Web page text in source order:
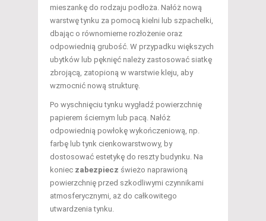
mieszankę do rodzaju podłoża. Nałóż nową
warstwę tynku za pomocą kielni lub szpachelki,
dbając o równomierne rozłożenie oraz
odpowiednią grubość. W przypadku większych
ubytków lub pęknięć należy zastosować siatkę
zbrojącą, zatopioną w warstwie kleju, aby
wzmocnić nową strukturę.
Po wyschnięciu tynku wygładź powierzchnię
papierem ściernym lub pacą. Nałóż
odpowiednią powłokę wykończeniową, np.
farbę lub tynk cienkowarstwowy, by
dostosować estetykę do reszty budynku. Na
koniec zabezpiecz świeżo naprawioną
powierzchnię przed szkodliwymi czynnikami
atmosferycznymi, aż do całkowitego
utwardzenia tynku.